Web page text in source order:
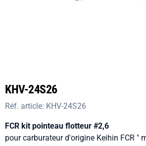
KHV-24S26
Réf. article: KHV-24S26
FCR kit pointeau flotteur #2,6
pour carburateur d'origine Keihin FCR "